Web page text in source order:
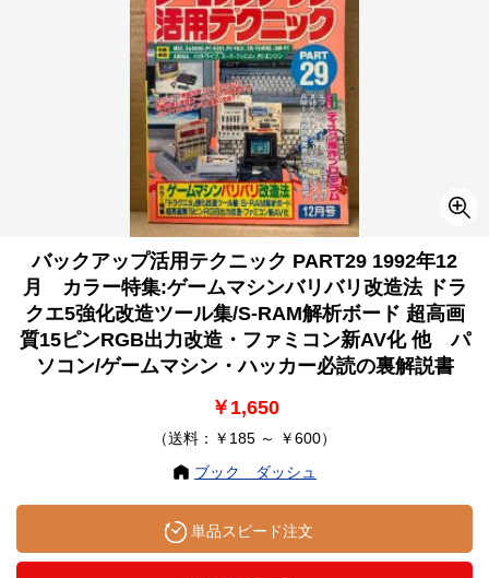
バックアップ活用テクニック PART29 1992年12
月 カラー特集:ゲームマシンバリバリ改造法 ドラ
クエ5強化改造ツール集/S-RAM解析ボード 超高画
質15ピンRGB出力改造・ファミコン新AV化 他 パ
ソコン/ゲームマシン・ハッカー必読の裏解説書
￥1,650
（送料：￥185 ～ ￥600）
ブック ダッシュ
単品スピード注文